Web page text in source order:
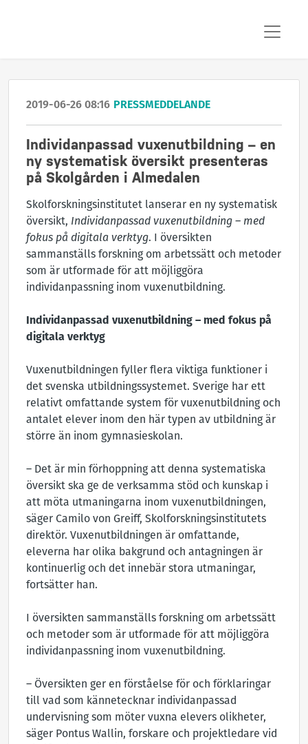
2019-06-26 08:16 PRESSMEDDELANDE
Individanpassad vuxenutbildning – en
ny systematisk översikt presenteras
på Skolgården i Almedalen
Skolforskningsinstitutet lanserar en ny systematisk
översikt, Individanpassad vuxenutbildning – med
fokus på digitala verktyg. I översikten
sammanställs forskning om arbetssätt och metoder
som är utformade för att möjliggöra
individanpassning inom vuxenutbildning.
Individanpassad vuxenutbildning – med fokus på
digitala verktyg
Vuxenutbildningen fyller flera viktiga funktioner i
det svenska utbildningssystemet. Sverige har ett
relativt omfattande system för vuxenutbildning och
antalet elever inom den här typen av utbildning är
större än inom gymnasieskolan.
– Det är min förhoppning att denna systematiska
översikt ska ge de verksamma stöd och kunskap i
att möta utmaningarna inom vuxenutbildningen,
säger Camilo von Greiff, Skolforskningsinstitutets
direktör. Vuxenutbildningen är omfattande,
eleverna har olika bakgrund och antagningen är
kontinuerlig och det innebär stora utmaningar,
fortsätter han.
I översikten sammanställs forskning om arbetssätt
och metoder som är utformade för att möjliggöra
individanpassning inom vuxenutbildning.
– Översikten ger en förståelse för och förklaringar
till vad som kännetecknar individanpassad
undervisning som möter vuxna elevers olikheter,
säger Pontus Wallin, forskare och projektledare vid